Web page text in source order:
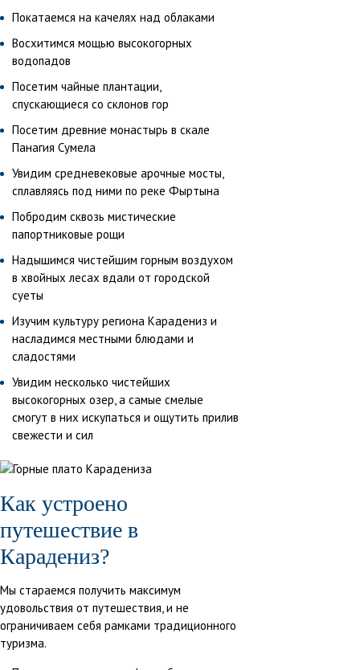
Покатаемся на качелях над облаками
Восхитимся мощью высокогорных
водопадов
Посетим чайные плантации,
спускающиеся со склонов гор
Посетим древние монастырь в скале
Панагия Сумела
Увидим средневековые арочные мосты,
сплавляясь под ними по реке Фыртына
Побродим сквозь мистические
папортниковые рощи
Надышимся чистейшим горным воздухом
в хвойных лесах вдали от городской
суеты
Изучим культуру региона Карадениз и
насладимся местными блюдами и
сладостями
Увидим несколько чистейших
высокогорных озер, а самые смелые
смогут в них искупаться и ощутить прилив
свежести и сил
Как устроено
путешествие в
Карадениз?
Мы стараемся получить максимум
удовольствия от путешествия, и не
ограничиваем себя рамками традиционного
туризма.